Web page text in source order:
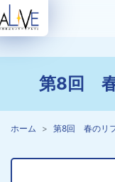
第8回
ホーム 第8回 春のリ